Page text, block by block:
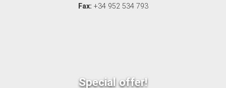
Fax: +34 952 534 793
Special offer!